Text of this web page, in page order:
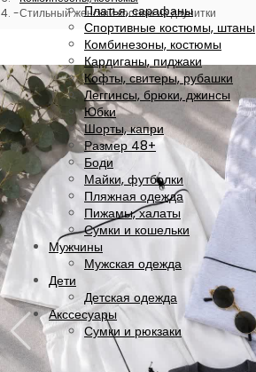
Платья, сарафаны
Спортивные костюмы, штаны
Комбинезоны, костюмы
Кардиганы, пиджаки
Кофты, свитеры, рубашки
Леггинсы, брюки, джинсы
Юбки
Шорты, капри
Размер 48+
Боди
Майки, футболки
Пляжная одежда
Пижамы, халаты
Сумки и кошельки
Мужчины
Мужская одежда
Дети
Детская одежда
Акссесуары
Сумки и рюкзаки
Стильный женский костюм из двунитки